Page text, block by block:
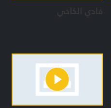
فادي الكاخي